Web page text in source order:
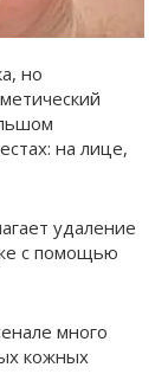
но
на лице,
удаление
с помощью
много
кожных